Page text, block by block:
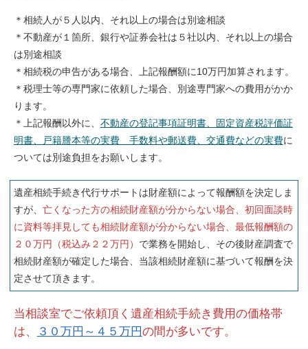
＊相続人が５人以内、それ以上の場合は別途相談
＊不動産が１箇所、銀行や証券会社は５社以内、それ以上の場合
は別途相談
＊相続税の申告がある場合、上記報酬額に10万円加算されます。
＊税理士等の専門家に依頼した場合、別途専門家への費用がかか
ります。
＊上記報酬以外に、 不動産の登記事項証明書、固定資産税評価証
明書、戸籍謄本等の実費 手数料や郵送費、交通費などの実費に
ついては別途負担をお願いします。
遺産相続手続き代行サポートは財産額によって報酬額を決定しま
すが、 亡くなった方の相続財産額が分からない場合、初回面談時
に資料等拝見しても相続財産額が分からない場合、最低報酬額の
２０万円（税込み２２万円） で業務を開始し、その後財産調査で
相続財産額が確定した場合、当該相続財産額に基づいて報酬を決
定させて頂きます。
当相談室でご依頼頂く遺産相続手続き費用の価格帯
は、
３０万円～４５万円の間が多いです。